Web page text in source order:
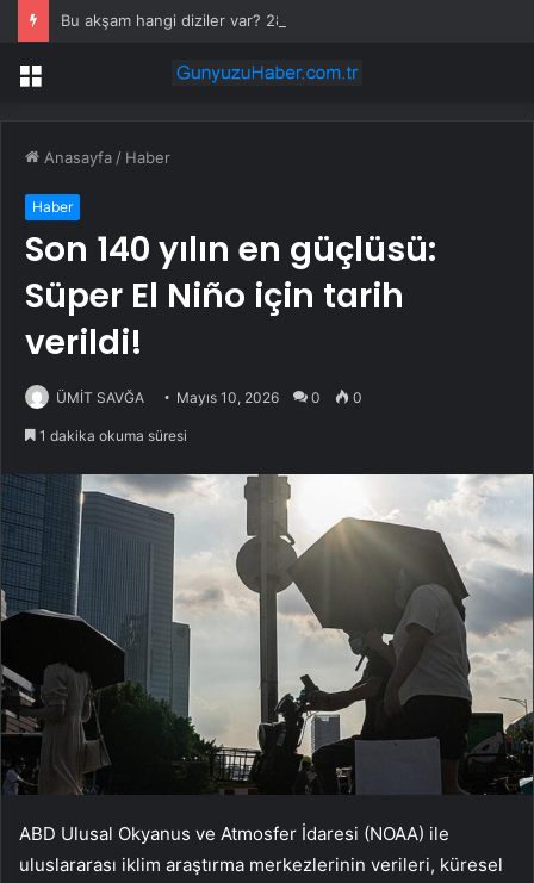
Menü
Anasayfa / Haber
Haber
Son 140 yılın en güçlüsü:
Süper El Niño için tarih
verildi!
ÜMİT SAVĞA Mayıs 10, 2026 0 0
1 dakika okuma süresi
ABD Ulusal Okyanus ve Atmosfer İdaresi (NOAA) ile
uluslararası iklim araştırma merkezlerinin verileri, küresel